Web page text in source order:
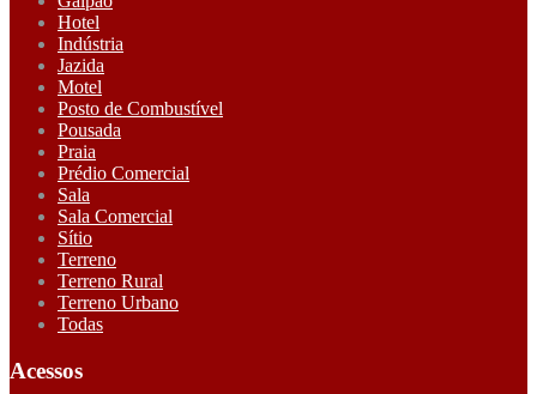
Hotel
Indústria
Jazida
Motel
Posto de Combustível
Pousada
Praia
Prédio Comercial
Sala
Sala Comercial
Sítio
Terreno
Terreno Rural
Terreno Urbano
Todas
Acessos